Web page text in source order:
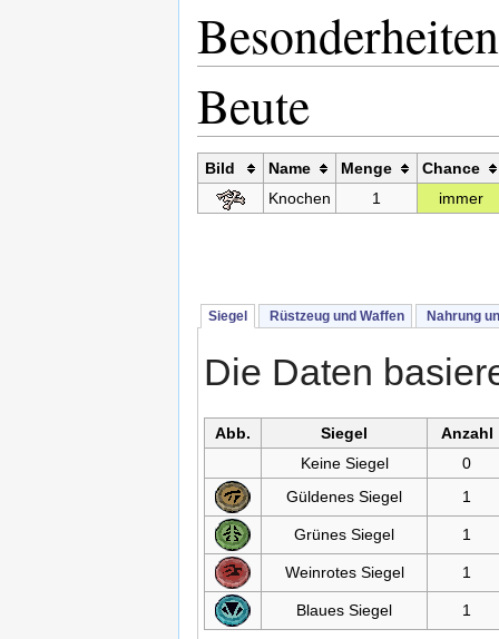
Beute
Bild Name Menge
Chance
Knochen
1 immer
Siegel Rüstzeug und Waffen Nahrung
Die Daten
Abb. Siegel
Anzahl
Keine Siegel
0
Güldenes Siegel
1
Grünes Siegel 1
Weinrotes Siegel 1
Blaues Siegel 1